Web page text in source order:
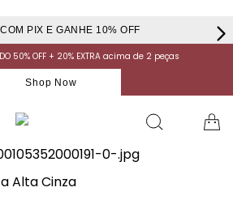
PIX E GANHE 10% OFF
50% OFF + 20% EXTRA acima de 2 peças
Shop Now
Alta Cinza